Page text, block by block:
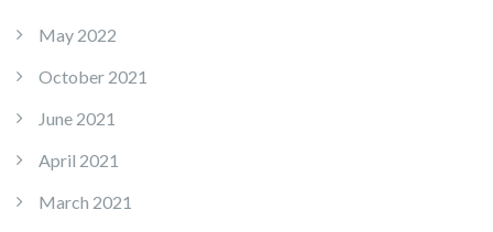
May 2022
October 2021
June 2021
April 2021
March 2021